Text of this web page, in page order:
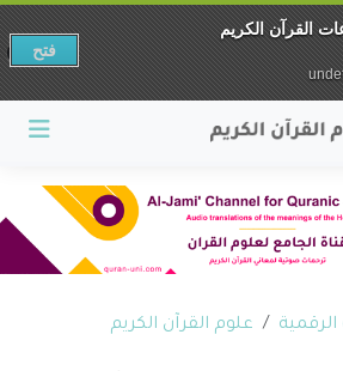
الرقمية
علوم القرآن الكريم
القرآن الكريم
فتح